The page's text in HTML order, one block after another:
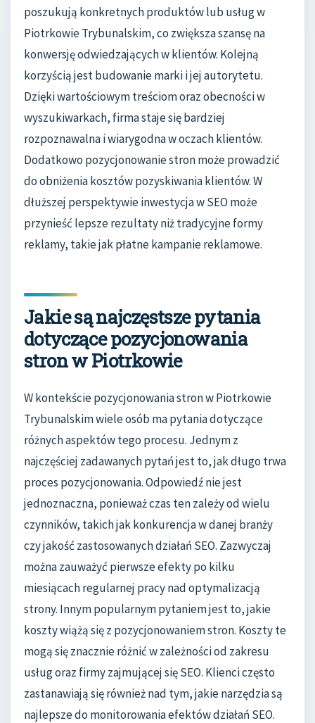
poszukują konkretnych produktów lub usług w
Piotrkowie Trybunalskim, co zwiększa szansę na
konwersję odwiedzających w klientów. Kolejną
korzyścią jest budowanie marki i jej autorytetu.
Dzięki wartościowym treściom oraz obecności w
wyszukiwarkach, firma staje się bardziej
rozpoznawalna i wiarygodna w oczach klientów.
Dodatkowo pozycjonowanie stron może prowadzić
do obniżenia kosztów pozyskiwania klientów. W
dłuższej perspektywie inwestycja w SEO może
przynieść lepsze rezultaty niż tradycyjne formy
reklamy, takie jak płatne kampanie reklamowe.
Jakie są najczęstsze pytania
dotyczące pozycjonowania
stron w Piotrkowie
W kontekście pozycjonowania stron w Piotrkowie
Trybunalskim wiele osób ma pytania dotyczące
różnych aspektów tego procesu. Jednym z
najczęściej zadawanych pytań jest to, jak długo trwa
proces pozycjonowania. Odpowiedź nie jest
jednoznaczna, ponieważ czas ten zależy od wielu
czynników, takich jak konkurencja w danej branży
czy jakość zastosowanych działań SEO. Zazwyczaj
można zauważyć pierwsze efekty po kilku
miesiącach regularnej pracy nad optymalizacją
strony. Innym popularnym pytaniem jest to, jakie
koszty wiążą się z pozycjonowaniem stron. Koszty te
mogą się znacznie różnić w zależności od zakresu
usług oraz firmy zajmującej się SEO. Klienci często
zastanawiają się również nad tym, jakie narzędzia są
najlepsze do monitorowania efektów działań SEO.